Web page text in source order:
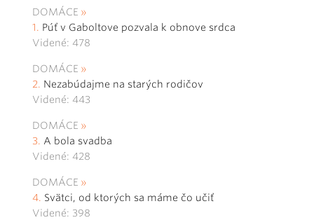
DOMÁCE
Púť v Gaboltove pozvala k obnove srdca
Videné: 478
DOMÁCE
Nezabúdajme na starých rodičov
Videné: 443
DOMÁCE
A bola svadba
Videné: 428
DOMÁCE
Svätci, od ktorých sa máme čo učiť
Videné: 398